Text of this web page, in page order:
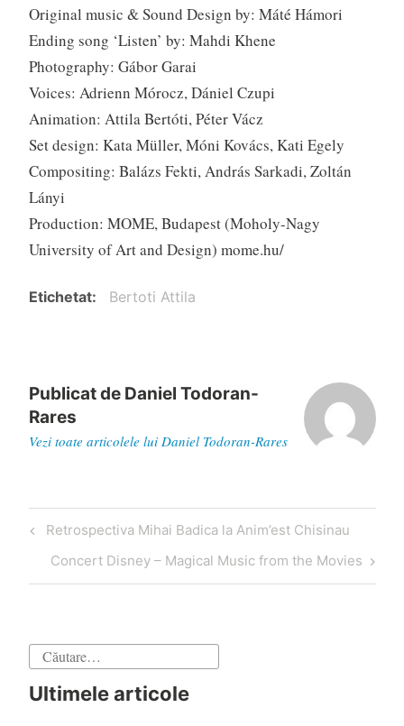
Original music & Sound Design by: Máté Hámori
Ending song ‘Listen’ by: Mahdi Khene
Photography: Gábor Garai
Voices: Adrienn Mórocz, Dániel Czupi
Animation: Attila Bertóti, Péter Vácz
Set design: Kata Müller, Móni Kovács, Kati Egely
Compositing: Balázs Fekti, András Sarkadi, Zoltán
Lányi
Production: MOME, Budapest (Moholy-Nagy
University of Art and Design) mome.hu/
Etichetat Bertoti Attila
Publicat de Daniel Todoran-
Rares
Vezi toate articolele lui Daniel Todoran-Rares
Navigare
articole
Articol
anterior
Retrospectiva Mihai Badica la Anim’est Chisinau
Articol
următor
Concert Disney – Magical Music from the Movies
Caută
Ultimele articole